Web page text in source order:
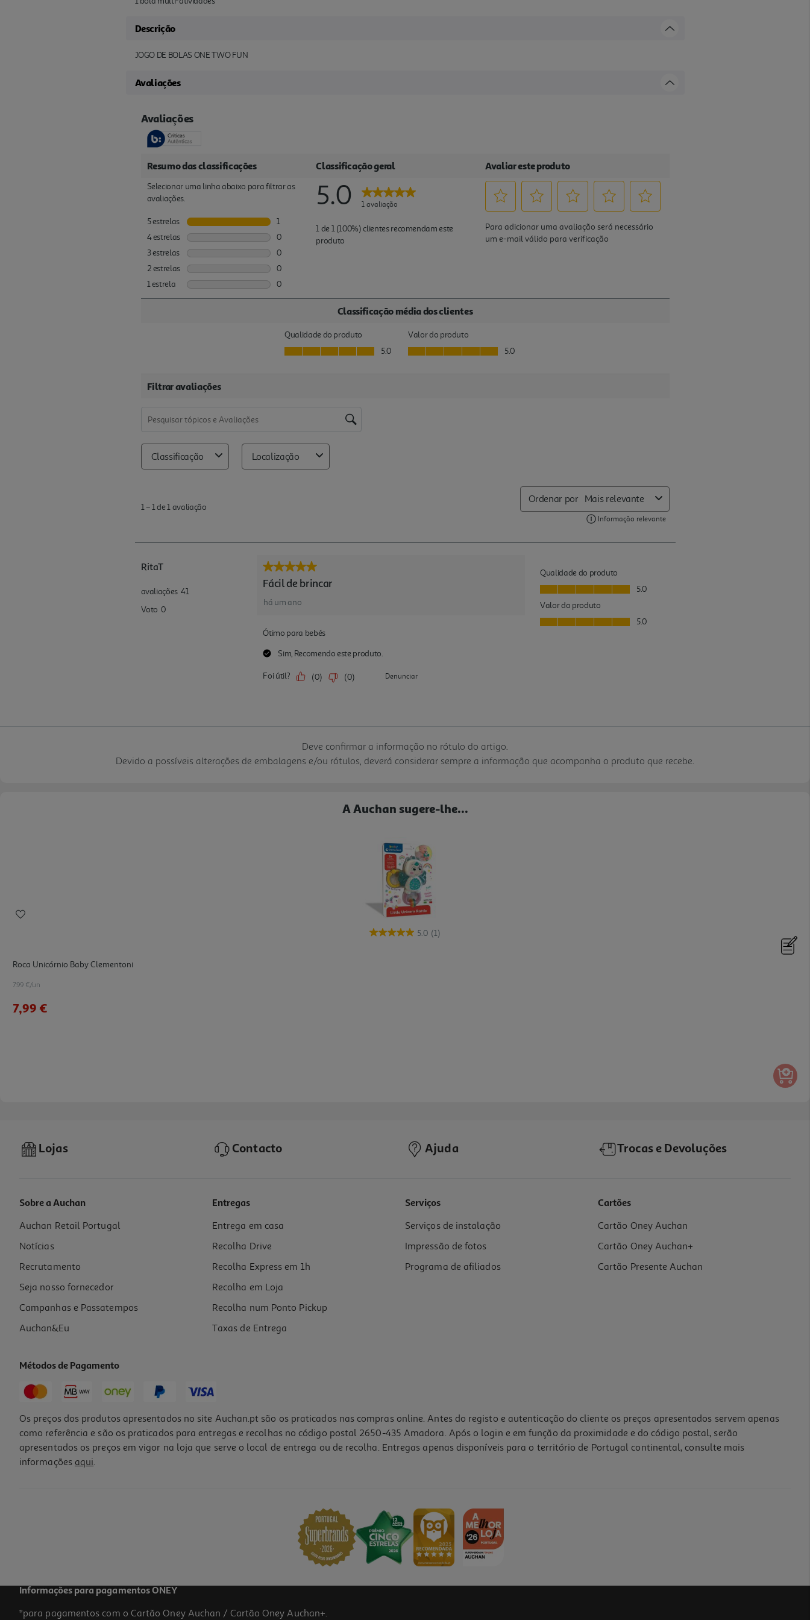
Descrição
JOGO DE BOLAS ONE TWO FUN
Avaliações
Deve confirmar a informação no rótulo do artigo.
Devido a possíveis alterações de embalagens e/ou rótulos, deverá considerar sempre a informação que acompanha o produto que recebe.
A Auchan sugere-lhe...
5.0 (1)
Roca Unicórnio Baby Clementoni
7.99 €/un
7,99 €
Roca De Peluche One Two Fun Modelos Sortidos
5.99 €/un
5,99 €
Lojas Contacto Ajuda Trocas e Devoluções
Sobre a Auchan
Auchan Retail Portugal
Notícias
Recrutamento
Seja nosso fornecedor
Campanhas e Passatempos
Auchan&Eu
Entregas
Entrega em casa
Recolha Drive
Recolha Express em 1h
Recolha em Loja
Recolha num Ponto Pickup
Taxas de Entrega
Serviços
Serviços de instalação
Impressão de fotos
Programa de afiliados
Cartões
Cartão Oney Auchan
Cartão Oney Auchan+
Cartão Presente Auchan
Métodos de Pagamento
Os preços dos produtos apresentados no site Auchan.pt são os praticados nas compras online. Antes do registo e autenticação do cliente os preços apresentados servem apenas
como referência e são os praticados para entregas e recolhas no código postal 2650-435 Amadora. Após o login e em função da proximidade e do código postal, serão
apresentados os preços em vigor na loja que serve o local de entrega ou de recolha. Entregas apenas disponíveis para o território de Portugal continental, consulte mais
informações aqui.
Informações para pagamentos ONEY
*para pagamentos com o Cartão Oney Auchan / Cartão Oney Auchan+.